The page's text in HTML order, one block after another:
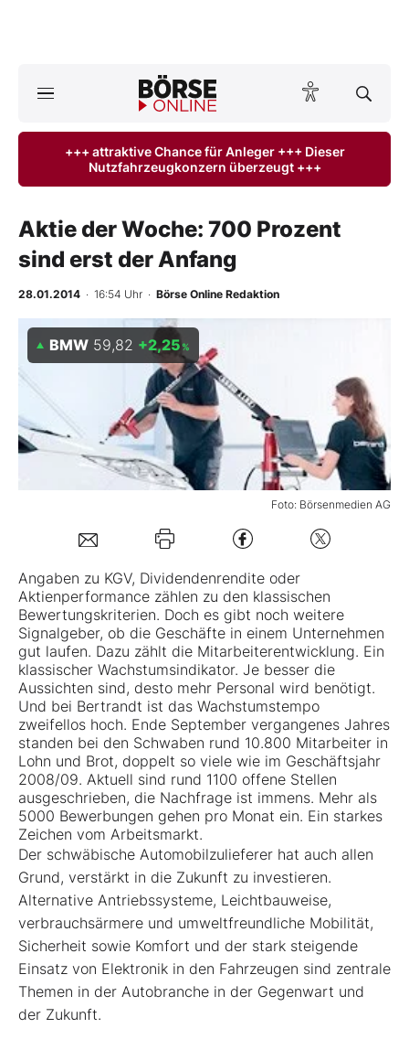
ktuelle Ausgabe BÖRSE ONLINE lesen
Anlageprodukte
Finanz-Check
BO-Musterdepots
Experten
Mein B:O
Kontakt
+++ attraktive Chance für Anleger +++ Dieser
Nutzfahrzeugkonzern überzeugt +++
Aktie der Woche: 700 Prozent
sind erst der Anfang
28.01.2014 · 16:54 Uhr · Börse Online Redaktion
Foto: Börsenmedien AG
BMW 59,82 +2,25 %
Angaben zu KGV, Dividendenrendite oder
Aktienperformance zählen zu den klassischen
Bewertungskriterien. Doch es gibt noch weitere
Signalgeber, ob die Geschäfte in einem Unternehmen
gut laufen. Dazu zählt die Mitarbeiterentwicklung. Ein
klassischer Wachstumsindikator. Je besser die
Aussichten sind, desto mehr Personal wird benötigt.
Und bei Bertrandt ist das Wachstumstempo
zweifellos hoch. Ende September vergangenes Jahres
standen bei den Schwaben rund 10.800 Mitarbeiter in
Lohn und Brot, doppelt so viele wie im Geschäftsjahr
2008/09. Aktuell sind rund 1100 offene Stellen
ausgeschrieben, die Nachfrage ist immens. Mehr als
5000 Bewerbungen gehen pro Monat ein. Ein starkes
Zeichen vom Arbeitsmarkt.
Der schwäbische Automobilzulieferer hat auch allen
Grund, verstärkt in die Zukunft zu investieren.
Alternative Antriebssysteme, Leichtbauweise,
verbrauchsärmere und umweltfreundliche Mobilität,
Sicherheit sowie Komfort und der stark steigende
Einsatz von Elektronik in den Fahrzeugen sind zentrale
Themen in der Autobranche in der Gegenwart und
der Zukunft.